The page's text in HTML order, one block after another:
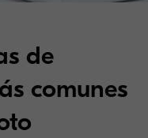
de
comunes